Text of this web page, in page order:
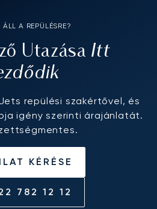
ÁLL A REPÜLÉSRE?
Utazása Itt
repülési szakértővel, és
igény szerinti árajánlatát.
KÉRÉSE
782 12 12